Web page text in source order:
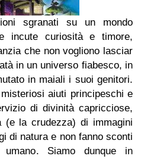
sgranati su un mondo
incute curiosità e timore,
che non vogliono lasciar
in un universo fiabesco, in
in maiali i suoi genitori.
aiuti principeschi e
di divinità capricciose,
(e la crudezza) di immagini
di natura e non fanno sconti
umano. Siamo dunque in